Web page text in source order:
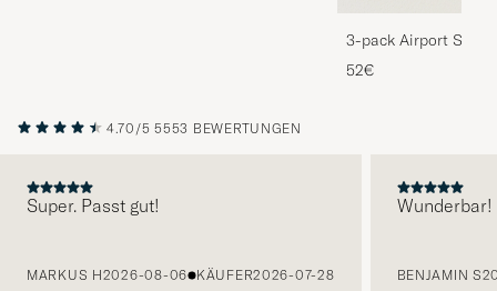
3-pack Airport
Melange
52€
4.70/5 5553 BEWERTUNGEN
Super. Passt gut!
MARKUS H2026-08-06 KÄUFER2026-07-28
Wunderbar!
BENJAMIN S